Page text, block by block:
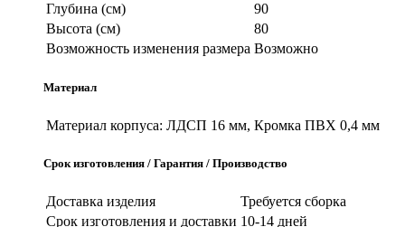
Глубина (см)
90
Высота (см)
80
Возможность изменения размера Возможно
Материал
Материал корпуса: ЛДСП 16 мм, Кромка ПВХ 0,4 мм
Срок изготовления / Гарантия / Производство
Доставка изделия
Требуется сборка
Срок изготовления и доставки 10-14 дней